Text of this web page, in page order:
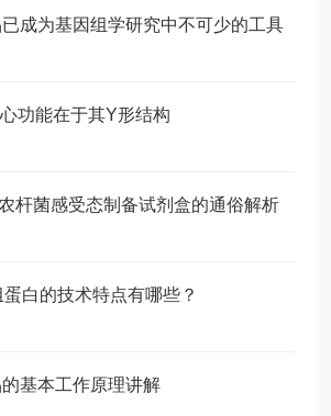
成为基因组学研究中不可少的工具
功能在于其Y形结构
杆菌感受态制备试剂盒的通俗解析
白的技术特点有哪些？
基本工作原理讲解